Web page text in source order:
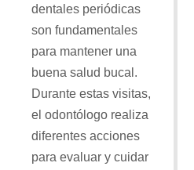
dentales periódicas
son fundamentales
para mantener una
buena salud bucal.
Durante estas visitas,
el odontólogo realiza
diferentes acciones
para evaluar y cuidar